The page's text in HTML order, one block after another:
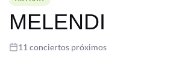
MELENDI
11 conciertos próximos